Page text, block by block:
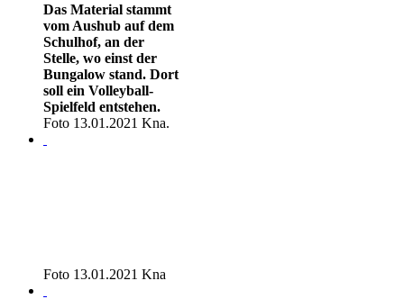
Das Material stammt
vom Aushub auf dem
Schulhof, an der
Stelle, wo einst der
Bungalow stand. Dort
soll ein Volleyball-
Spielfeld entstehen.
Foto 13.01.2021 Kna.
Foto 13.01.2021 Kna